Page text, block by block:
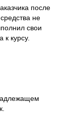
после
не
свои
к курсу.